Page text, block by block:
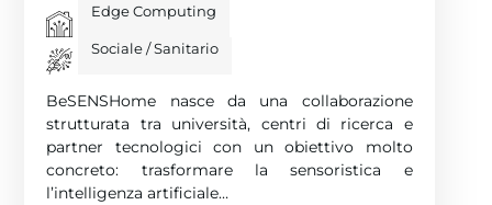
Edge Computing
Sociale / Sanitario
BeSENSHome nasce da una collaborazione
strutturata tra università, centri di ricerca e
partner tecnologici con un obiettivo molto
concreto: trasformare la sensoristica e
l’intelligenza artificiale…